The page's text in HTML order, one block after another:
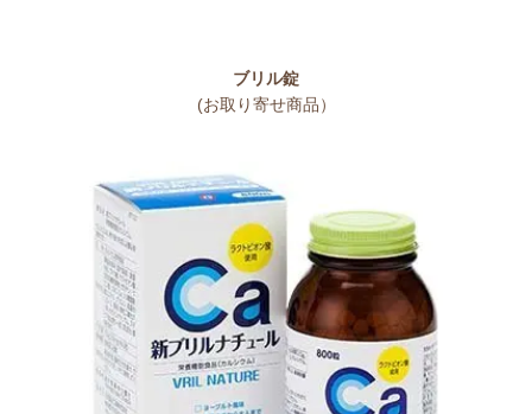
ブリル錠
(お取り寄せ商品）